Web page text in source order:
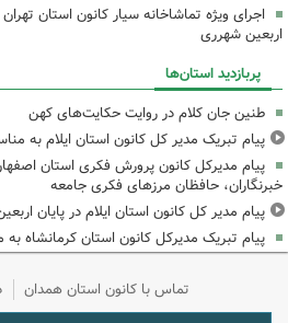
اجرای ویژه تماشاخانه سیار کانون استان
اربعین شهرری
پربازدید استان‌ها
طنین جان کلام در روایت حکایت‌های کهن
پیام تبریک مدیر کل کانون استان ایلام به
پیام مدیرکل کانون پرورش فکری استان
خبرنگاران، حافظان مرزهای فکری جامعه
پیام مدیر کل کانون استان ایلام در پایان اربعین
پیام تبریک مدیرکل کانون استان کرمانشاه به
تماس با کانون استان همدان